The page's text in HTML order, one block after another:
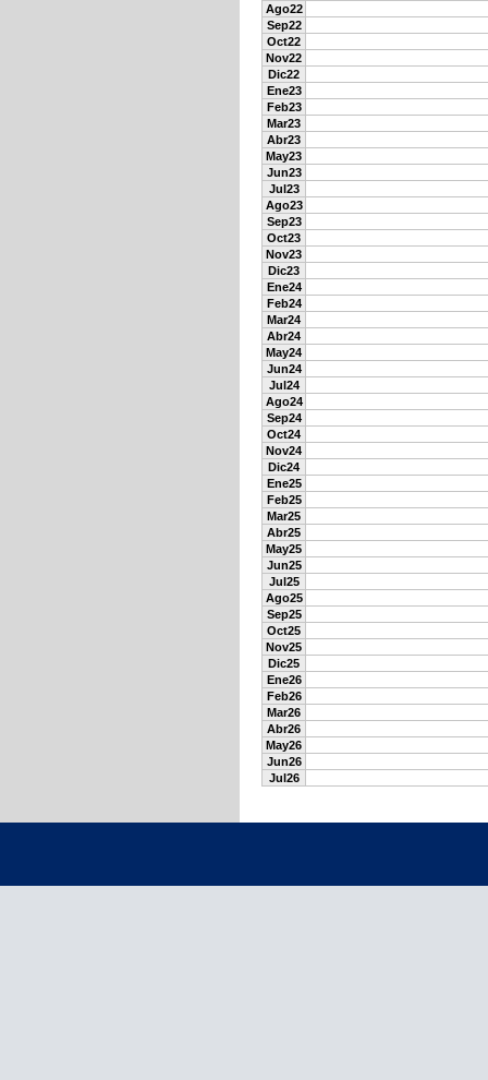
Ago22
Sep22
Oct22
Nov22
Dic22
Ene23
Feb23
Mar23
Abr23
May23
Jun23
Jul23
Ago23
Sep23
Oct23
Nov23
Dic23
Ene24
Feb24
Mar24
Abr24
May24
Jun24
Jul24
Ago24
Sep24
Oct24
Nov24
Dic24
Ene25
Feb25
Mar25
Abr25
May25
Jun25
Jul25
Ago25
Sep25
Oct25
Nov25
Dic25
Ene26
Feb26
Mar26
Abr26
May26
Jun26
Jul26